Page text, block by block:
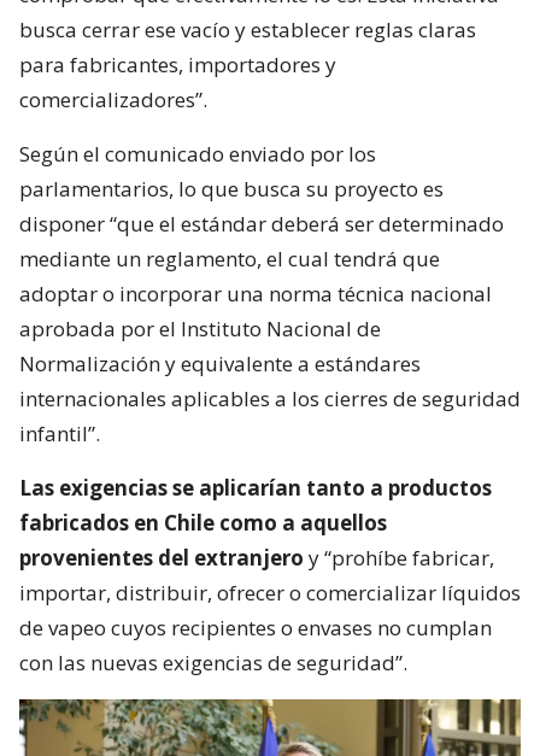
busca cerrar ese vacío y establecer reglas claras
para fabricantes, importadores y
comercializadores”.
Según el comunicado enviado por los
parlamentarios, lo que busca su proyecto es
disponer “que el estándar deberá ser determinado
mediante un reglamento, el cual tendrá que
adoptar o incorporar una norma técnica nacional
aprobada por el Instituto Nacional de
Normalización y equivalente a estándares
internacionales aplicables a los cierres de seguridad
infantil”.
Las exigencias se aplicarían tanto a productos
fabricados en Chile como a aquellos
provenientes del extranjero y “prohíbe fabricar,
importar, distribuir, ofrecer o comercializar líquidos
de vapeo cuyos recipientes o envases no cumplan
con las nuevas exigencias de seguridad”.